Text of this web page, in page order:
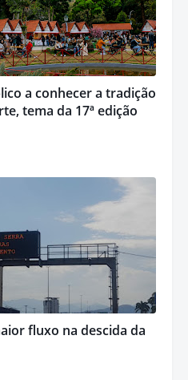
a conhecer a tradição
tema da 17ª edição
fluxo na descida da